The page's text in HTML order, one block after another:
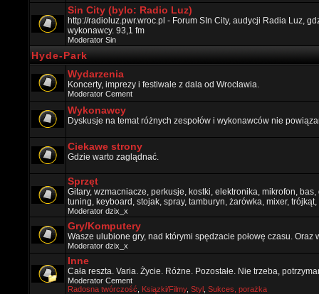
Sin City (bylo: Radio Luz)
http://radioluz.pwr.wroc.pl - Forum SIn City, audycji Radia Luz,
wykonawcy. 93,1 fm
Moderator Sin
Hyde-Park
Wydarzenia
Koncerty, imprezy i festiwale z dala od Wrocławia.
Moderator Cement
Wykonawcy
Dyskusje na temat różnych zespołów i wykonawców nie
Ciekawe strony
Gdzie warto zaglądnać.
Sprzęt
Gitary, wzmacniacze, perkusje, kostki, elektronika, mikrofon,
tuning, keyboard, stojak, spray, tamburyn, żarówka, mixer, trójkąt,
Moderator dzix_x
Gry/Komputery
Wasze ulubione gry, nad którymi spędzacie połowę czasu.
Moderator dzix_x
Inne
Cała reszta. Varia. Życie. Różne. Pozostałe. Nie trzeba,
Moderator Cement
Radosna twórczość
Ksiązki/Filmy, Styl Sukces, porażka